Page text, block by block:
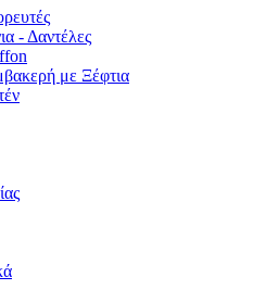
- Δαντέλες
με Ξέφτια